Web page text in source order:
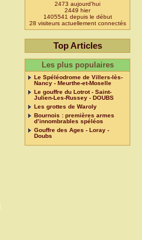
2473 aujourd’hui
2449 hier
1405541 depuis le début
28 visiteurs actuellement connectés
Top Articles
Les plus populaires
Le Spéléodrome de Villers-lès-
Nancy - Meurthe-et-Moselle
Le gouffre du Lotrot - Saint-
Julien-Les-Russey - DOUBS
Les grottes de Waroly
Bournois : premières armes
d’innombrables spéléos
Gouffre des Ages - Loray -
Doubs